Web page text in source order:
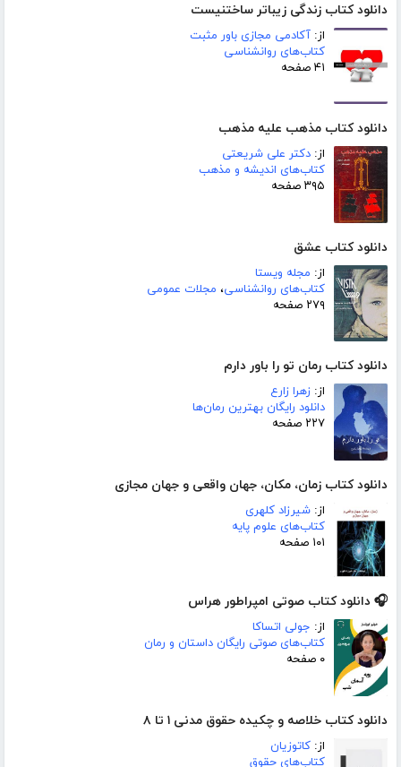
دانلود کتاب زندگی زیباتر ساختنیست
از: آکادمی مجازی باور مثبت
کتاب‌های روانشناسی
۴۱ صفحه
دانلود کتاب مذهب علیه مذهب
از: دکتر علی شریعتی
کتاب‌های اندیشه و مذهب
۳۹۵ صفحه
دانلود کتاب عشق
از: مجله ویستا
کتاب‌های روانشناسی، مجلات عمومی
۲۷۹ صفحه
دانلود کتاب رمان تو را باور دارم
از: زهرا زارع
دانلود رایگان بهترین رمان‌ها
۲۲۷ صفحه
دانلود کتاب زمان، مکان، جهان واقعی و جهان مجازی
از: شیرزاد کلهری
کتاب‌های علوم پایه
۱۰۱ صفحه
🎧 دانلود کتاب صوتی امپراطور هراس
از: جولی اتساکا
کتاب‌های صوتی رایگان داستان و رمان
۰ صفحه
دانلود کتاب خلاصه و چکیده حقوق مدنی ۱ تا ۸
از: کاتوزیان
کتاب‌های حقوق